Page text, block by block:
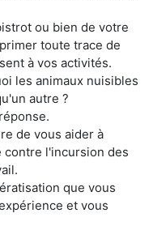
ou bien de votre
toute trace de
à vos activités.
les animaux nuisibles
autre ?
de vous aider à
l'incursion des
que vous
et vous